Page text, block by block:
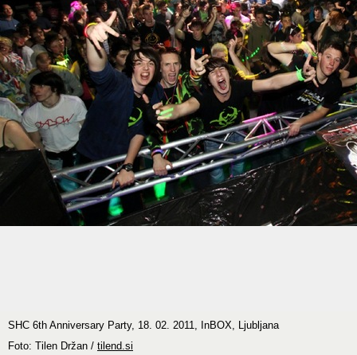
SHC 6th Anniversary Party, 18. 02. 2011, InBOX, Ljubljana
Foto: Tilen Držan / tilend.si